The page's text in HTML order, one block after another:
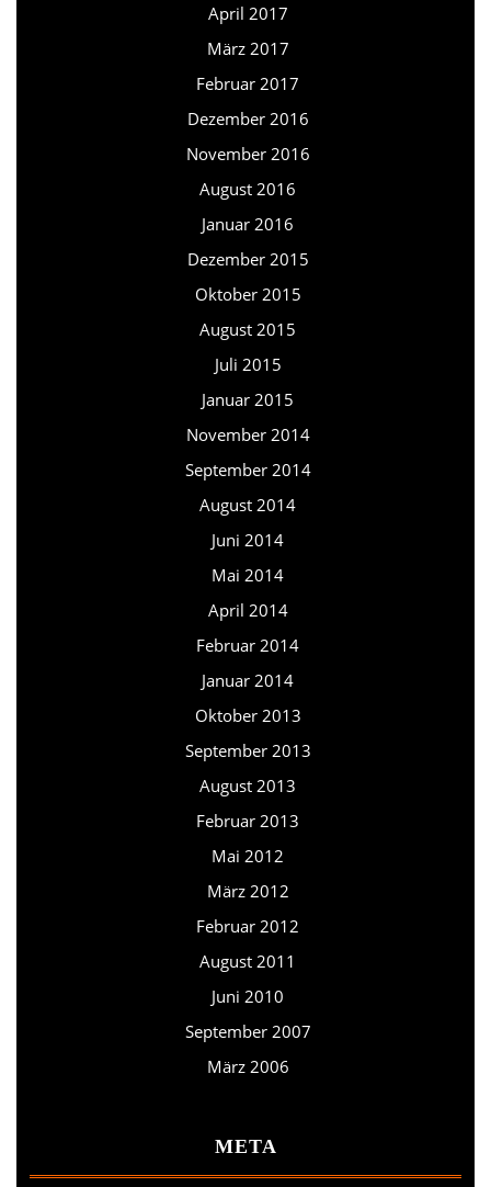
April 2017
März 2017
Februar 2017
Dezember 2016
November 2016
August 2016
Januar 2016
Dezember 2015
Oktober 2015
August 2015
Juli 2015
Januar 2015
November 2014
September 2014
August 2014
Juni 2014
Mai 2014
April 2014
Februar 2014
Januar 2014
Oktober 2013
September 2013
August 2013
Februar 2013
Mai 2012
März 2012
Februar 2012
August 2011
Juni 2010
September 2007
März 2006
META